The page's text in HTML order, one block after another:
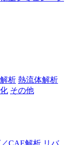
析 熱流体解析
その他
CAE解析 リバ